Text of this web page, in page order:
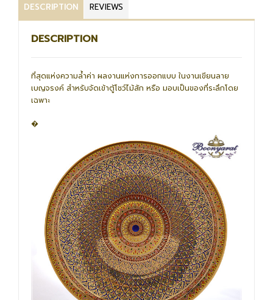
DESCRIPTION REVIEWS
DESCRIPTION
ที่สุดแห่งความล้ำค่า ผลงานแห่งการออกแบบ ในงานเขียนลาย
เบญจรงค์ สำหรับจัดเข้าตู้โชว์ไม้สัก หรือ มอบเป็นของที่ระลึกโดย
เฉพาะ
�